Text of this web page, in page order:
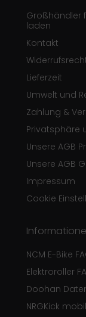
Großhändler
laden
Kontakt
Lieferzeit
Umwelt und
Zahlung &
Privatsphäre
Unsere AGB
Unsere AGB
Impressum
Cookie
NCM E-Bike
Elektroroller
Doohan
NRGKick